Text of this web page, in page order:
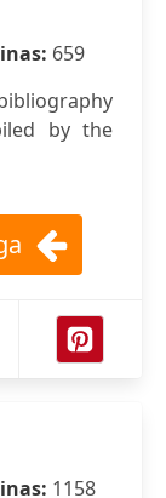
659
by the
1158